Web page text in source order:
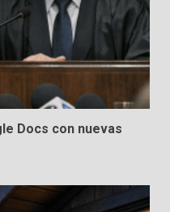
Docs con nuevas